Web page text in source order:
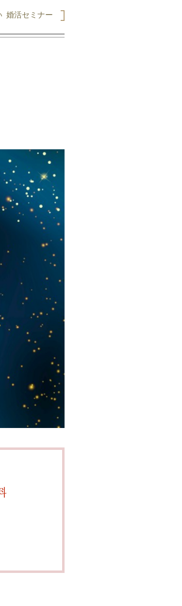
婚活セミナー